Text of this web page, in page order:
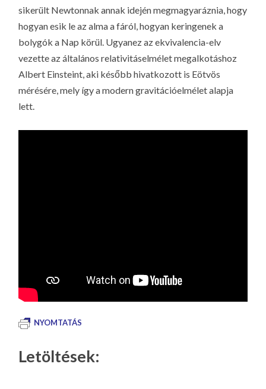
sikerült Newtonnak annak idején megmagyaráznia, hogy
hogyan esik le az alma a fáról, hogyan keringenek a
bolygók a Nap körül. Ugyanez az ekvivalencia-elv
vezette az általános relativitáselmélet megalkotáshoz
Albert Einsteint, aki később hivatkozott is Eötvös
mérésére, mely így a modern gravitációelmélet alapja
lett.
NYOMTATÁS
Letöltések: